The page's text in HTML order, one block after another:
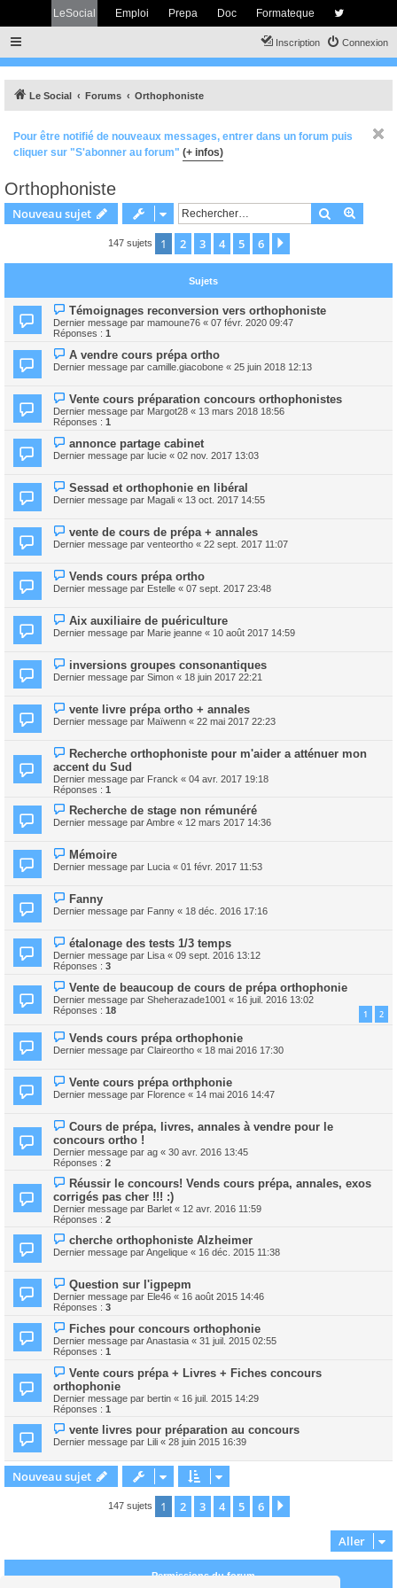
LeSocial Emploi Prepa Doc Formateque
Connexion
Inscription
Le Social Forums Orthophoniste
Pour être notifié de nouveaux messages, entrer dans un forum puis
cliquer sur "S'abonner au forum" (+ infos)
Orthophoniste
Nouveau sujet Rechercher
147 sujets 1 2 3 4 5 6
Sujets
Témoignages reconversion vers orthophoniste
Dernier message par mamoune76 « 07 févr. 2020 09:47
Réponses : 1
A vendre cours prépa ortho
Dernier message par camille.giacobone « 25 juin 2018 12:13
Vente cours préparation concours orthophonistes
Dernier message par Margot28 « 13 mars 2018 18:56
Réponses : 1
annonce partage cabinet
Dernier message par lucie « 02 nov. 2017 13:03
Sessad et orthophonie en libéral
Dernier message par Magali « 13 oct. 2017 14:55
vente de cours de prépa + annales
Dernier message par venteortho « 22 sept. 2017 11:07
Vends cours prépa ortho
Dernier message par Estelle « 07 sept. 2017 23:48
Aix auxiliaire de puériculture
Dernier message par Marie jeanne « 10 août 2017 14:59
inversions groupes consonantiques
Dernier message par Simon « 18 juin 2017 22:21
vente livre prépa ortho + annales
Dernier message par Maïwenn « 22 mai 2017 22:23
Recherche orthophoniste pour m'aider a atténuer mon
accent du Sud
Dernier message par Franck « 04 avr. 2017 19:18
Réponses : 1
Recherche de stage non rémunéré
Dernier message parAmbre « 12 mars 2017 14:36
Mémoire
Dernier message par Lucia « 01 févr. 2017 11:53
Fanny
Dernier message par Fanny « 18 déc. 2016 17:16
étalonage des tests 1/3 temps
Dernier message par Lisa « 09 sept. 2016 13:12
Réponses : 3
Vente de beaucoup de cours de prépa orthophonie
Dernier message par Sheherazade1001 « 16 juil. 2016 13:02
Réponses : 18 1 2
Vends cours prépa orthophonie
Dernier message par Claireortho « 18 mai 2016 17:30
Vente cours prépa orthphonie
Dernier message par Florence « 14 mai 2016 14:47
Cours de prépa, livres, annales à vendre pour le
concours ortho !
Dernier message par ag « 30 avr. 2016 13:45
Réponses : 2
Réussir le concours! Vends cours prépa, annales, exos
corrigés pas cher !!! :)
Dernier message par Barlet « 12 avr. 2016 11:59
Réponses : 2
cherche orthophoniste Alzheimer
Dernier message parAngelique « 16 déc. 2015 11:38
Question sur l'igpepm
Dernier message par Ele46 « 16 août 2015 14:46
Réponses : 3
Fiches pour concours orthophonie
Dernier message parAnastasia « 31 juil. 2015 02:55
Réponses : 1
Vente cours prépa + Livres + Fiches concours
orthophonie
Dernier message par bertin « 16 juil. 2015 14:29
Réponses : 1
vente livres pour préparation au concours
Dernier message par Lili « 28 juin 2015 16:39
Nouveau sujet
147 sujets 1 2 3 4 5 6
Aller
Permissions du forum